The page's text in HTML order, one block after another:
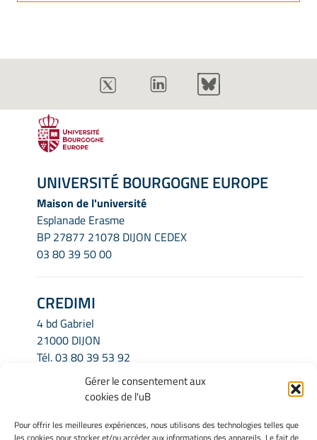
Gérer le consentement aux
cookies de l'uB
Pour offrir les meilleures expériences, nous utilisons des technologies telles que
UNIVERSITÉ BOURGOGNE EUROPE
Maison de l'université
Esplanade Erasme
BP 27877 21078 DIJON CEDEX
03 80 39 50 00
CREDIMI
4 bd Gabriel
21000 DIJON
Tél.03 80 39 53 92
credimi.secretariat@u-bourgogne.fr
INFORMATIONS LÉGALES